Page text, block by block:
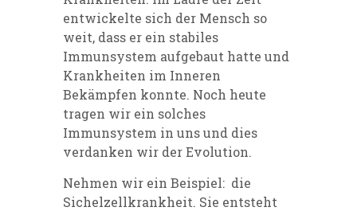
entwickelte sich der Mensch so
weit, dass er ein stabiles
Immunsystem aufgebaut hatte und
Krankheiten im Inneren
Bekämpfen konnte. Noch heute
tragen wir ein solches
Immunsystem in uns und dies
verdanken wir der Evolution.
Nehmen wir ein Beispiel: die
Sichelzellkrankheit. Sie entsteht